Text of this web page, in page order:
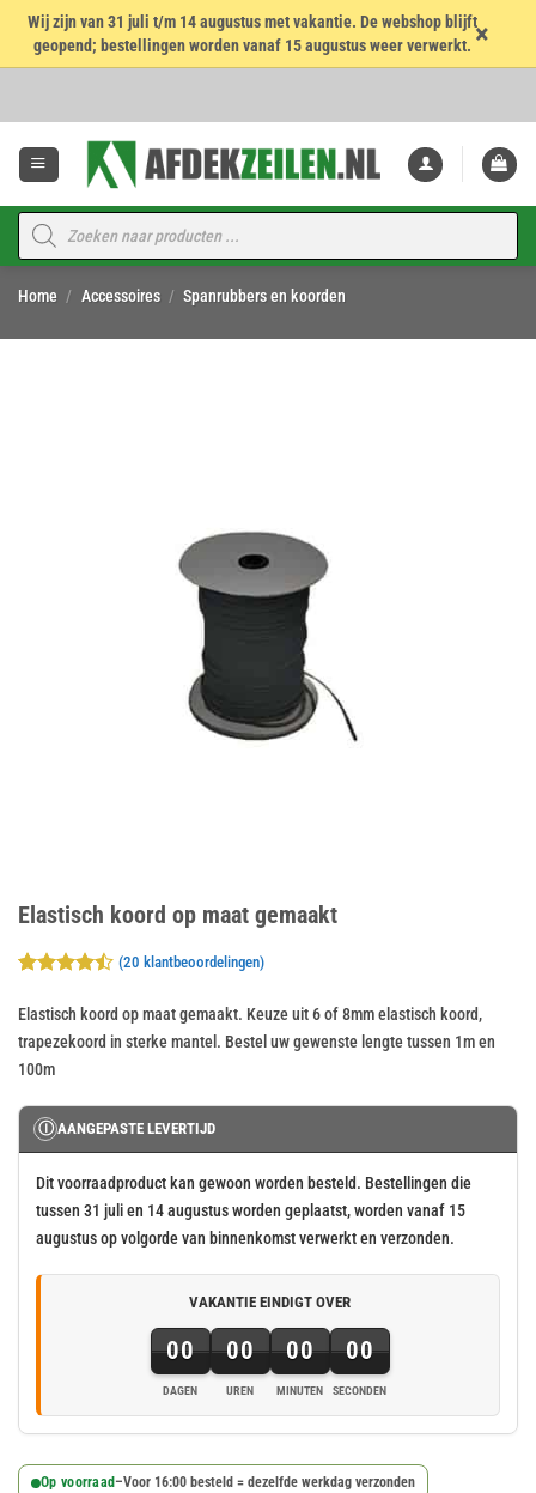
Wij zijn van 31 juli t/m 14 augustus met vakantie. De webshop blijft
geopend; bestellingen worden vanaf 15 augustus weer verwerkt. ×
Producten
zoeken
Home / Accessoires / Spanrubbers en koorden
Elastisch koord op maat gemaakt
4.45op 5
opklant
waarderingen
(20 klantbeoordelingen)
Elastisch koord op maat gemaakt. Keuze uit 6 of 8mm elastisch koord,
trapezekoord in sterke mantel. Bestel uw gewenste lengte tussen 1m en
100m
Ⓘ AANGEPASTE LEVERTIJD
Dit voorraadproduct kan gewoon worden besteld. Bestellingen die
tussen 31 juli en 14 augustus worden geplaatst, worden vanaf 15
augustus op volgorde van binnenkomst verwerkt en verzonden.
VAKANTIE EINDIGT OVER
00
DAGEN
00
UREN
00
MINUTEN
00
SECONDEN
Op voorraad –Voor 16:00 besteld = dezelfde werkdag verzonden